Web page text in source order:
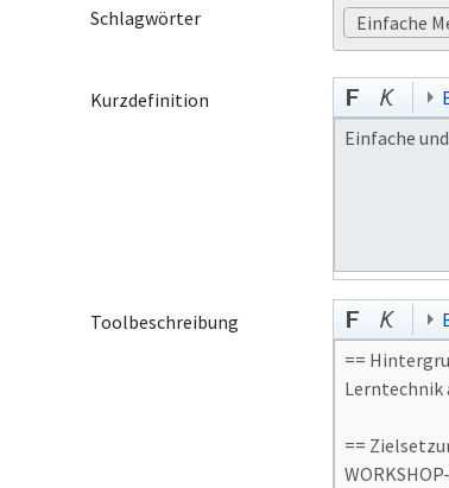
Schlagwörter Einfache
Kurzdefinition
Toolbeschreibung